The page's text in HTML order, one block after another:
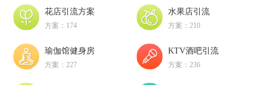
花店引流方案
方案：174
水果店引流
方案：210
瑜伽馆健身房
方案：227
KTV酒吧引流
方案：236